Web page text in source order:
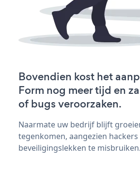
Bovendien kost het
Form nog meer tijd en
of bugs veroorzaken.
Naarmate uw bedrijf blijft
tegenkomen, aangezien
beveiligingslekken te misbruiken.